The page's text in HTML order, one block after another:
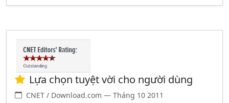
Lựa chọn tuyệt vời cho người dùng
CNET / Download.com — Tháng 10 2011